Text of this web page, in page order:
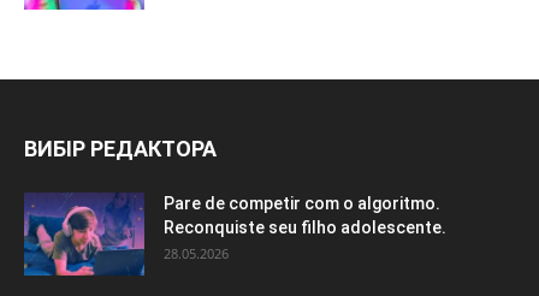
ВИБІР РЕДАКТОРА
Pare de competir com o algoritmo.
Reconquiste seu filho adolescente.
28.05.2026